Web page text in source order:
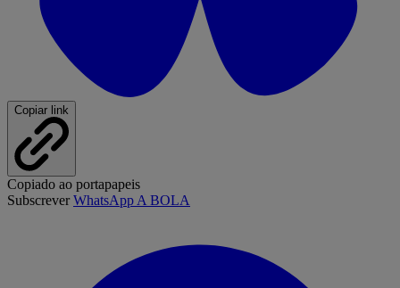
Copiar link
Copiado ao portapapeis
SubscreverWhatsApp A BOLA